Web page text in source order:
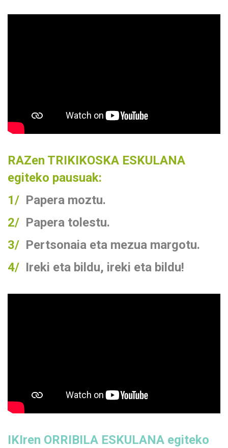
RAZen TRIKIKOSKA ESKULANA
egiteko pausuak:
1/ Papera moztu.
2/ Papera tolestu.
3/ Pertsonaia eta mezua margotu.
4/ Ireki eta bildu, ireki eta bildu!
IKIren ORRIBILA ESKULANA egiteko